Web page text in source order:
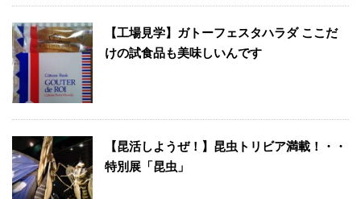
【工場見学】ガトーフェスタハラダ ここだ
けの試食品も美味しいんです
【昆活しようぜ！】昆虫トリビア満載！・・
特別展「昆虫」